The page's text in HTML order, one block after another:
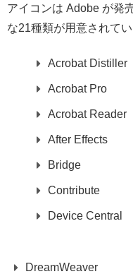
アイコンは Adobe が発
な21種類が用意されてい
Acrobat Distiller
Acrobat Pro
Acrobat Reader
After Effects
Bridge
Contribute
Device Central
DreamWeaver